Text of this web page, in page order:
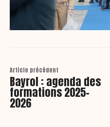
Article précédent
Bayrol : agenda des
formations 2025-
2026